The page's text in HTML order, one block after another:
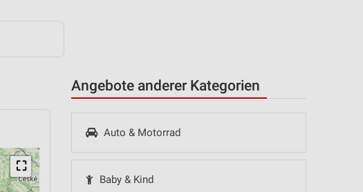
Angebote anderer Kategorien
Auto & Motorrad
Baby & Kind
⛶